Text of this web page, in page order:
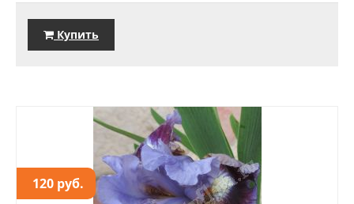
Купить
120 руб.